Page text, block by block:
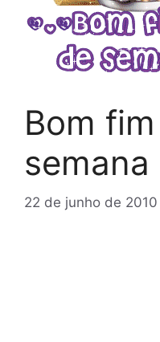
Bom
semana
22 de junho de 2010